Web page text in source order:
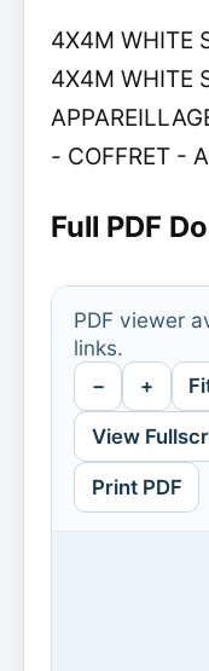
4X4M WHITE
4X4M WHITE
- COFFRET -
Full PDF
PDF viewer
links.
− +
View
Print PDF